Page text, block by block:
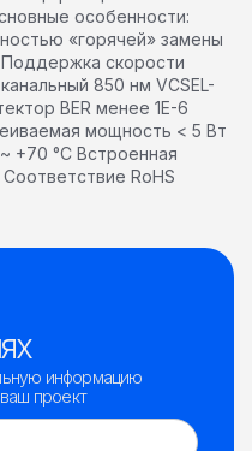
особенности:
«горячей» замены
Поддержка скорости
850 нм VCSEL-
BER менее 1E-6
мощность < 5 Вт
+70 °C Встроенная
RoHS
информацию
проект